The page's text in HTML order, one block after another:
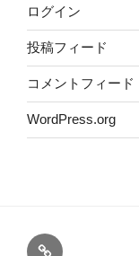
ログイン
投稿フィード
コメントフィード
WordPress.org
ホ